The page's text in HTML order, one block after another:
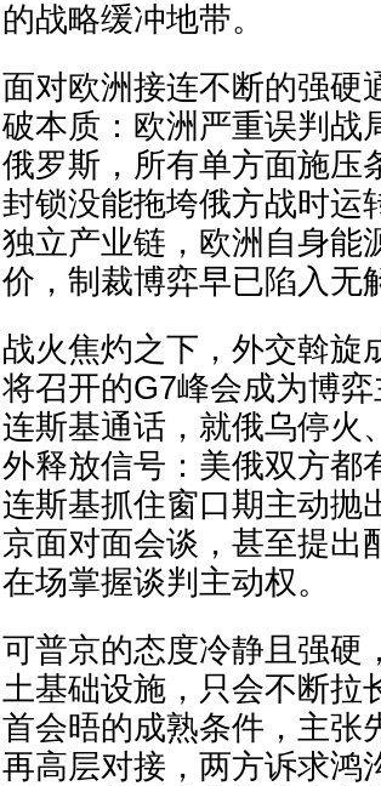
的战略缓冲地带。
面对欧洲接连不断的强硬
破本质：欧洲严重误判战
俄罗斯，所有单方面施压
封锁没能拖垮俄方战时运
独立产业链，欧洲自身能
价，制裁博弈早已陷入无
战火焦灼之下，外交斡旋
将召开的G7峰会成为博
连斯基通话，就俄乌停火
外释放信号：美俄双方都
连斯基抓住窗口期主动抛
京面对面会谈，甚至提出
在场掌握谈判主动权。
可普京的态度冷静且强硬
土基础设施，只会不断拉
首会晤的成熟条件，主张
再高层对接，两方诉求鸿